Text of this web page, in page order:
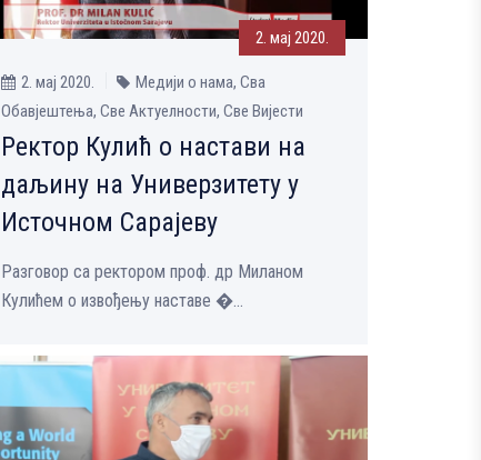
2. мај 2020.
2. мај 2020.
Медији о нама, Сва
Обавјештења, Све Aктуелности, Све Вијести
Ректор Кулић о настави на
даљину на Универзитету у
Источном Сарајеву
Разговор са ректором проф. др Миланом
Кулићем о извођењу наставе �...